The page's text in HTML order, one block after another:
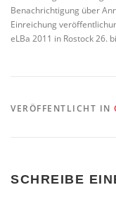
Benachrichtigung über
Einreichung
eLBa 2011 in Rostock 26.
VERÖFFENTLICHT IN
SCHREIBE